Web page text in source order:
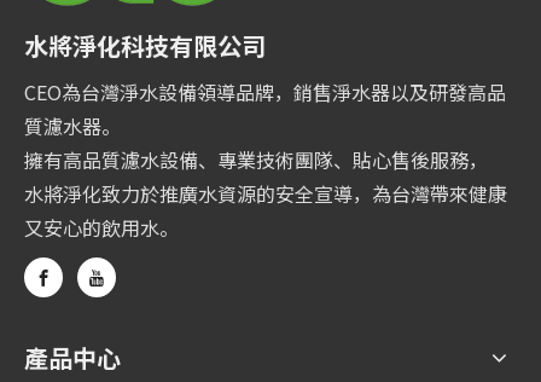
水將淨化科技有限公司
CEO為台灣淨水設備領導品牌，銷售淨水器以及研發高品
質濾水器。
擁有高品質濾水設備、專業技術團隊、貼心售後服務，
水將淨化致力於推廣水資源的安全宣導，為台灣帶來健康
又安心的飲用水。
產品中心